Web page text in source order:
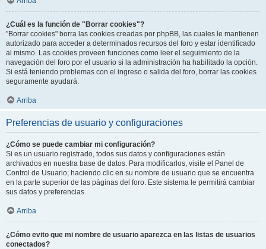
¿Cuál es la función de "Borrar cookies"?
"Borrar cookies" borra las cookies creadas por phpBB, las cuales le mantienen
autorizado para acceder a determinados recursos del foro y estar identificado
al mismo. Las cookies proveen funciones como leer el seguimiento de la
navegación del foro por el usuario si la administración ha habilitado la opción.
Si está teniendo problemas con el ingreso o salida del foro, borrar las cookies
seguramente ayudará.
Arriba
Preferencias de usuario y configuraciones
¿Cómo se puede cambiar mi configuración?
Si es un usuario registrado, todos sus datos y configuraciones están
archivados en nuestra base de datos. Para modificarlos, visite el Panel de
Control de Usuario; haciendo clic en su nombre de usuario que se encuentra
en la parte superior de las páginas del foro. Este sistema le permitirá cambiar
sus datos y preferencias.
Arriba
¿Cómo evito que mi nombre de usuario aparezca en las listas de usuarios
conectados?